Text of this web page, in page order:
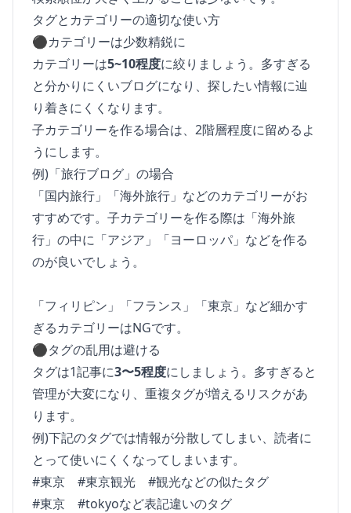
タグとカテゴリーの適切な使い方
⚫︎カテゴリーは少数精鋭に
カテゴリーは5~10程度に絞りましょう。多すぎる
と分かりにくいブログになり、探したい情報に辿
り着きにくくなります。
子カテゴリーを作る場合は、2階層程度に留めるよ
うにします。
例)「旅行ブログ」の場合
「国内旅行」「海外旅行」などのカテゴリーがお
すすめです。子カテゴリーを作る際は「海外旅
行」の中に「アジア」「ヨーロッパ」などを作る
のが良いでしょう。
「フィリピン」「フランス」「東京」など細かす
ぎるカテゴリーはNGです。
⚫︎タグの乱用は避ける
タグは1記事に3〜5程度にしましょう。多すぎると
管理が大変になり、重複タグが増えるリスクがあ
ります。
例)下記のタグでは情報が分散してしまい、読者に
とって使いにくくなってしまいます。
#東京 #東京観光 #観光などの似たタグ
#東京 #tokyoなど表記違いのタグ